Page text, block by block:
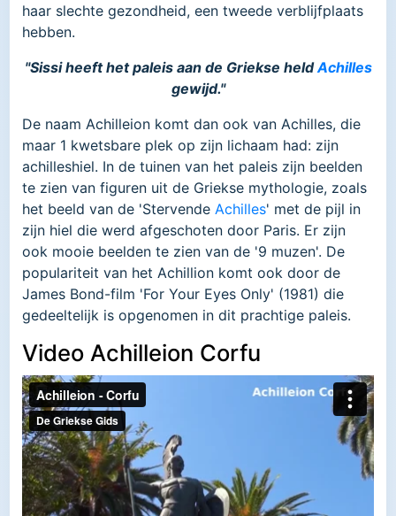
haar slechte gezondheid, een tweede verblijfplaats
hebben.
"Sissi heeft het paleis aan de Griekse heldAchilles
gewijd."
De naam Achilleion komt dan ook van Achilles, die
maar 1 kwetsbare plek op zijn lichaam had: zijn
achilleshiel. In de tuinen van het paleis zijn beelden
te zien van figuren uit de Griekse mythologie, zoals
het beeld van de 'Stervende Achilles' met de pijl in
zijn hiel die werd afgeschoten door Paris. Er zijn
ook mooie beelden te zien van de '9 muzen'. De
populariteit van het Achillion komt ook door de
James Bond-film 'For Your Eyes Only' (1981) die
gedeeltelijk is opgenomen in dit prachtige paleis.
Video Achilleion Corfu